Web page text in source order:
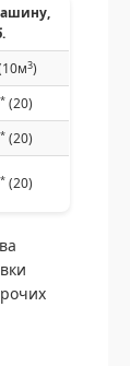
3)
*(20)
*(20)
*(20)